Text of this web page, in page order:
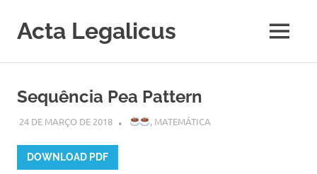
content
Acta Legalicus MENU
Sequência Pea Pattern
24 DE MARÇO DE 2018 MARINA ANDRETTA
, MATEMÁTICA
DOWNLOAD PDF